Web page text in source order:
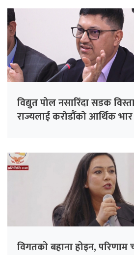
विद्युत पोल नसारिँदा सडक
राज्यलाई करोडौंको आर्थिक
विगतको बहाना होइन, परिणाम